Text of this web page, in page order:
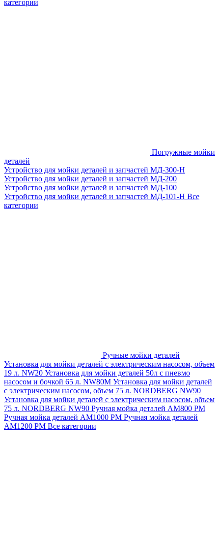
категории
Погружные мойки
деталей
Устройство для мойки деталей и запчастей МД-300-H
Устройство для мойки деталей и запчастей МД-200
Устройство для мойки деталей и запчастей МД-100
Устройство для мойки деталей и запчастей МД-101-Н Все
категории
Ручные мойки деталей
Установка для мойки деталей с электрическим насосом, объем
19 л. NW20 Установка для мойки деталей 50л с пневмо
насосом и бочкой 65 л. NW80M Установка для мойки деталей
с электрическим насосом, объем 75 л. NORDBERG NW90
Установка для мойки деталей с электрическим насосом, объем
75 л. NORDBERG NW90 Ручная мойка деталей АМ800 РМ
Ручная мойка деталей АМ1000 РМ Ручная мойка деталей
АМ1200 РМ Все категории